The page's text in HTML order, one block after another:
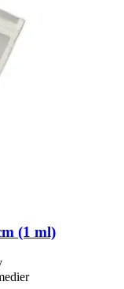
(1 ml)